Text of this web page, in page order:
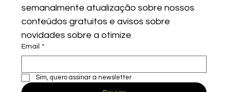
Escreva um comentário
semanalmente atualização sobre nossos
conteúdos gratuitos e avisos sobre
novidades sobre a otimize
Email *
Sim, quero assinar a newsletter